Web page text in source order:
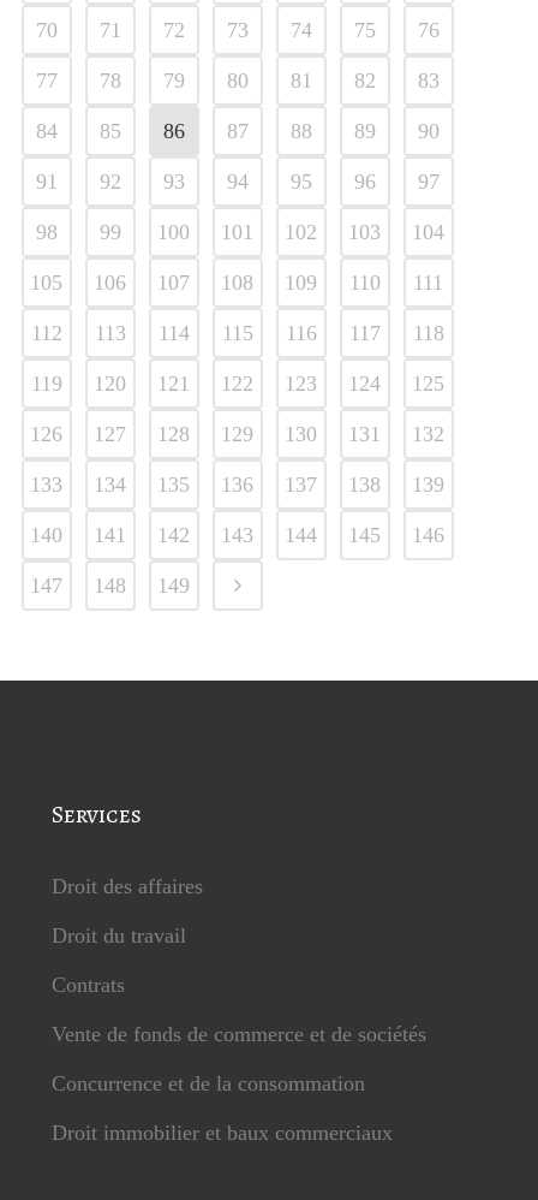
70 71 72 73 74 75 76
77 78 79 80 81 82 83
84 85 86 87 88 89 90
91 92 93 94 95 96 97
98 99 100 101 102 103 104
105 106 107 108 109 110 111
112 113 114 115 116 117 118
119 120 121 122 123 124 125
126 127 128 129 130 131 132
133 134 135 136 137 138 139
140 141 142 143 144 145 146
147 148 149
Services
Droit des affaires
Droit du travail
Contrats
Vente de fonds de commerce et de sociétés
Concurrence et de la consommation
Droit immobilier et baux commerciaux